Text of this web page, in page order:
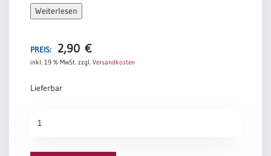
durchatmen.
Weiterlesen
PREIS: 2,90 €
inkl. 19 % MwSt. zzgl. Versandkosten
Lieferbar
POSTER-
Menge